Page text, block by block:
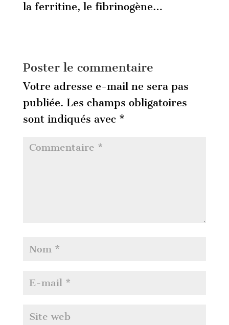
la ferritine, le fibrinogène…
Poster le commentaire
Votre adresse e-mail ne sera pas
publiée. Les champs obligatoires
sont indiqués avec *